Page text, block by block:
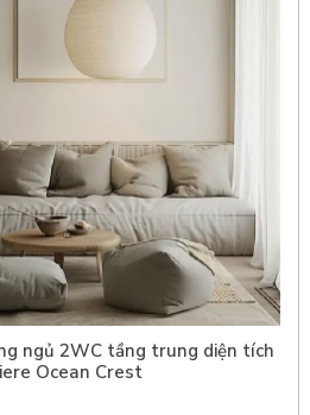
ngủ 2WC tầng trung diện tích
Ocean Crest